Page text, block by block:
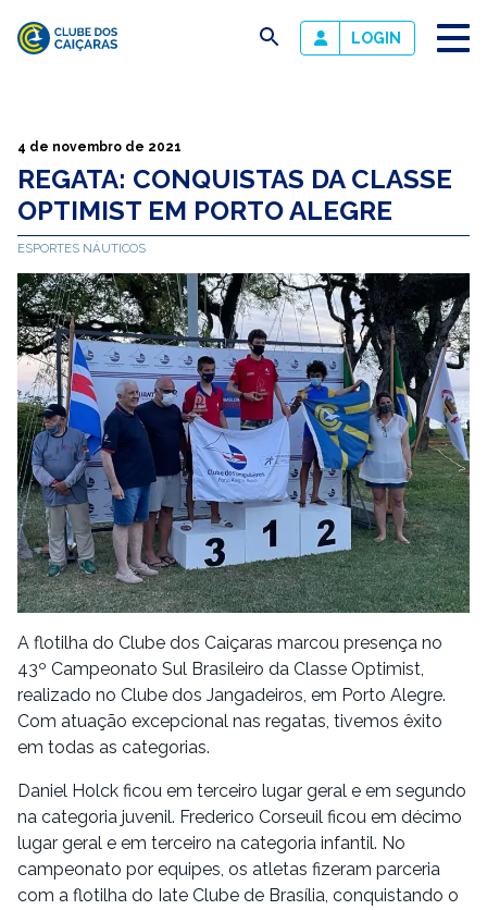
Caiçaras
busca LOGIN
4 de novembro de 2021
REGATA: CONQUISTAS DA CLASSE
OPTIMIST EM PORTO ALEGRE
ESPORTES NÁUTICOS
A flotilha do Clube dos Caiçaras marcou presença no
43º Campeonato Sul Brasileiro da Classe Optimist,
realizado no Clube dos Jangadeiros, em Porto Alegre.
Com atuação excepcional nas regatas, tivemos êxito
em todas as categorias.
Daniel Holck ficou em terceiro lugar geral e em segundo
na categoria juvenil. Frederico Corseuil ficou em décimo
lugar geral e em terceiro na categoria infantil. No
campeonato por equipes, os atletas fizeram parceria
com a flotilha do Iate Clube de Brasília, conquistando o